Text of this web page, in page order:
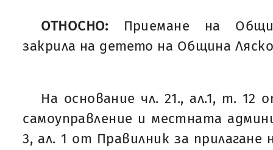
ОТНОСНО: Приемане на
закрила на детето на Община
На основание чл. 21., ал.1, т. 12
самоуправление и местната
3, ал. 1 от Правилник за прилагане